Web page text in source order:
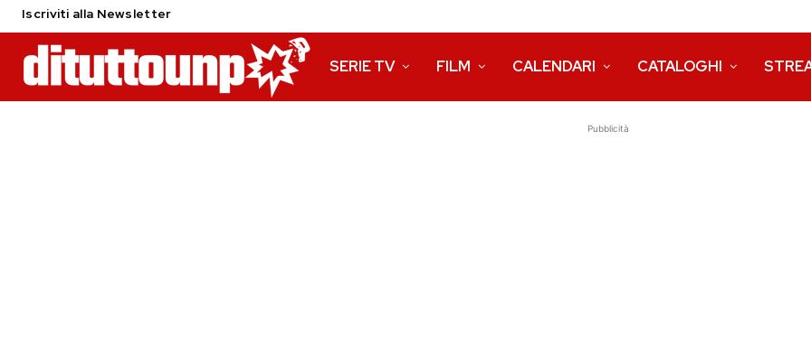
Iscriviti alla Newsletter
SERIE TV FILM CALENDARI CATALOGHI
Pubblicità